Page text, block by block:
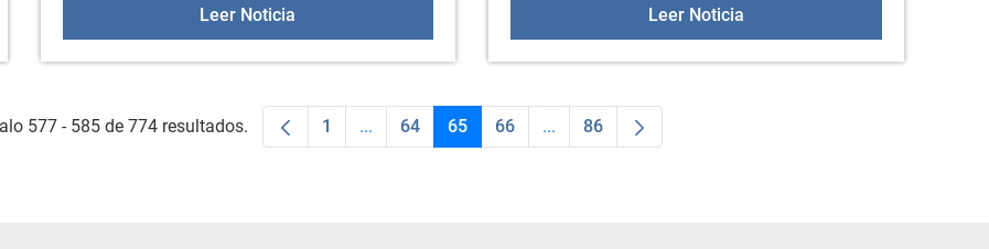
DE ALCANCELeer Noticia MUSEOS DE ÁLAVA ORGANIZA VISITAS GUIADAS TEMÁTICAS
Leer Noticia
577 - 585 de 774 resultados. Página
1 ...Páginas intermedias Use TAB para desplazarse.
Página
64 Página
65 Página
66 ...Páginas intermedias Use TAB para desplazarse.
Página
86